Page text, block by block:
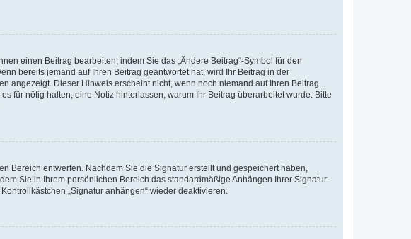
einen Beitrag bearbeiten, indem Sie das „Ändere Beitrag“-Symbol für den
bereits jemand auf Ihren Beitrag geantwortet hat, wird Ihr Beitrag in der
angezeigt. Dieser Hinweis erscheint nicht, wenn noch niemand auf Ihren Beitrag
für nötig halten, eine Notiz hinterlassen, warum Ihr Beitrag überarbeitet wurde. Bitte
Bereich entwerfen. Nachdem Sie die Signatur erstellt und gespeichert haben,
Sie in Ihrem persönlichen Bereich das standardmäßige Anhängen Ihrer Signatur
„Signatur anhängen“ wieder deaktivieren.